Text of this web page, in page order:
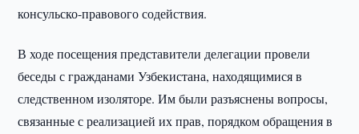
консульско-правового содействия.
В ходе посещения представители делегации провели
беседы с гражданами Узбекистана, находящимися в
следственном изоляторе. Им были разъяснены вопросы,
связанные с реализацией их прав, порядком обращения в